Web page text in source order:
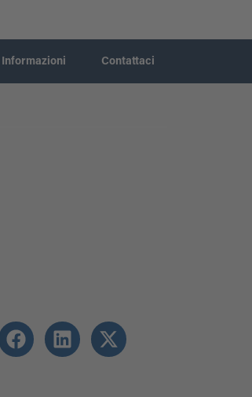
Informazioni Contattaci